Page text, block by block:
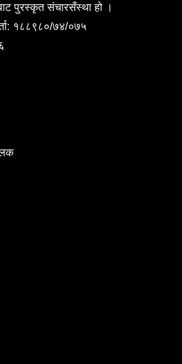
पुरस्कृत संचारसँस्था हो ।
१८८९८०/७४/०७५